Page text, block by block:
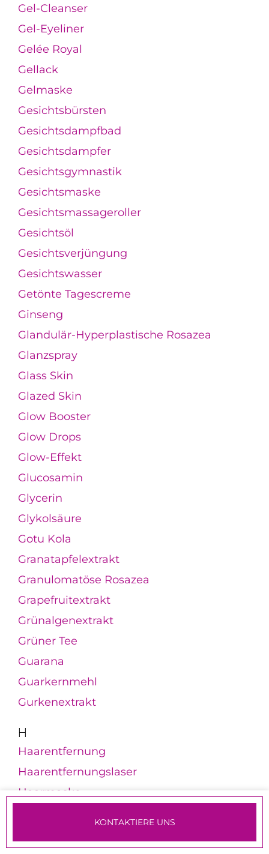
Gel-Cleanser
Gel-Eyeliner
Gelée Royal
Gellack
Gelmaske
Gesichtsbürsten
Gesichtsdampfbad
Gesichtsdampfer
Gesichtsgymnastik
Gesichtsmaske
Gesichtsmassageroller
Gesichtsöl
Gesichtsverjüngung
Gesichtswasser
Getönte Tagescreme
Ginseng
Glandulär-Hyperplastische Rosazea
Glanzspray
Glass Skin
Glazed Skin
Glow Booster
Glow Drops
Glow-Effekt
Glucosamin
Glycerin
Glykolsäure
Gotu Kola
Granatapfelextrakt
Granulomatöse Rosazea
Grapefruitextrakt
Grünalgenextrakt
Grüner Tee
Guarana
Guarkernmehl
Gurkenextrakt
H
Haarentfernung
Haarentfernungslaser
Haarmaske
TERMINE & ANMELDUNG
KONTAKTIERE UNS